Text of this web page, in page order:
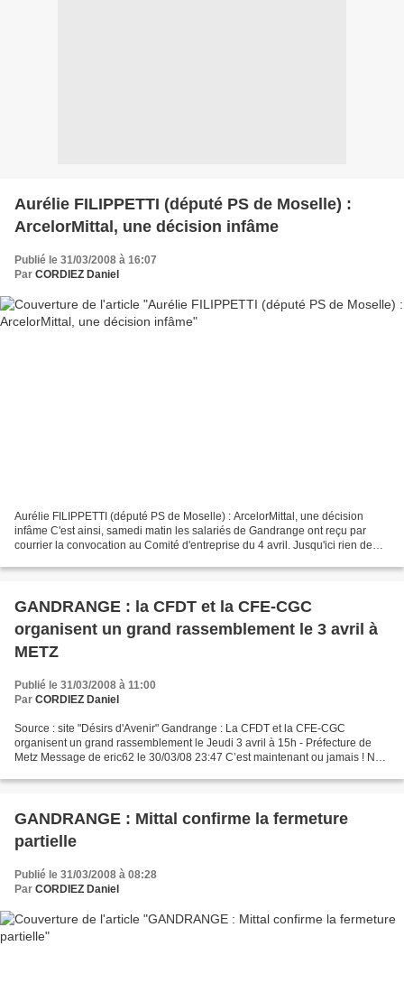
Aurélie FILIPPETTI (député PS de Moselle) :
ArcelorMittal, une décision infâme
Publié le 31/03/2008 à 16:07
Par CORDIEZ Daniel
Aurélie FILIPPETTI (député PS de Moselle) : ArcelorMittal, une décision
infâme C'est ainsi, samedi matin les salariés de Gandrange ont reçu par
courrier la convocation au Comité d'entreprise du 4 avril. Jusqu'ici rien de
GANDRANGE : la CFDT et la CFE-CGC
organisent un grand rassemblement le 3 avril à
METZ
Publié le 31/03/2008 à 11:00
Par CORDIEZ Daniel
Source : site "Désirs d'Avenir" Gandrange : La CFDT et la CFE-CGC
organisent un grand rassemblement le Jeudi 3 avril à 15h - Préfecture de
Metz Message de eric62 le 30/03/08 23:47 C’est maintenant ou jamais ! Ne
GANDRANGE : Mittal confirme la fermeture
partielle
Publié le 31/03/2008 à 08:28
Par CORDIEZ Daniel